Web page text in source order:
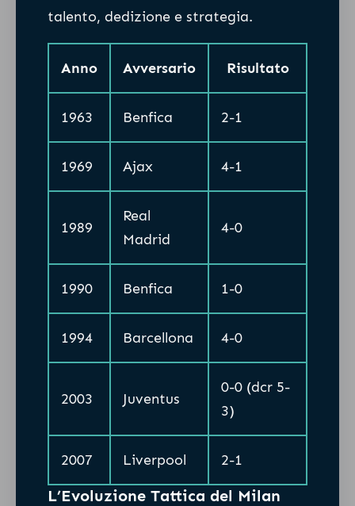
talento, dedizione e strategia.
Anno Avversario Risultato
1963 Benfica 2-1
1969 Ajax 4-1
1989
Real
Madrid
4-0
1990 Benfica 1-0
1994 Barcellona 4-0
2003 Juventus
0-0 (dcr 5-
3)
2007 Liverpool 2-1
L’Evoluzione Tattica del Milan